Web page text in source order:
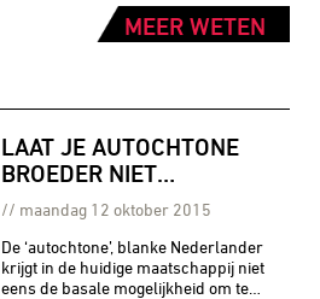
MEER WETEN
LAAT JE AUTOCHTONE
BROEDER NIET…
maandag 12 oktober 2015
De ‘autochtone’, blanke Nederlander
krijgt in de huidige maatschappij niet
eens de basale mogelijkheid om te…